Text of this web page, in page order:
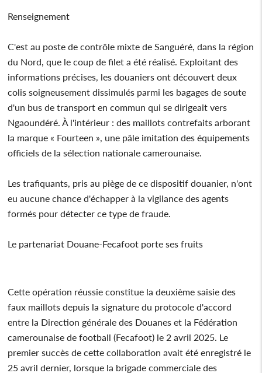
Renseignement
C'est au poste de contrôle mixte de Sanguéré, dans la région
du Nord, que le coup de filet a été réalisé. Exploitant des
informations précises, les douaniers ont découvert deux
colis soigneusement dissimulés parmi les bagages de soute
d'un bus de transport en commun qui se dirigeait vers
Ngaoundéré. À l'intérieur : des maillots contrefaits arborant
la marque « Fourteen », une pâle imitation des équipements
officiels de la sélection nationale camerounaise.
Les trafiquants, pris au piège de ce dispositif douanier, n'ont
eu aucune chance d'échapper à la vigilance des agents
formés pour détecter ce type de fraude.
Le partenariat Douane-Fecafoot porte ses fruits
Cette opération réussie constitue la deuxième saisie des
faux maillots depuis la signature du protocole d'accord
entre la Direction générale des Douanes et la Fédération
camerounaise de football (Fecafoot) le 2 avril 2025. Le
premier succès de cette collaboration avait été enregistré le
25 avril dernier, lorsque la brigade commerciale des